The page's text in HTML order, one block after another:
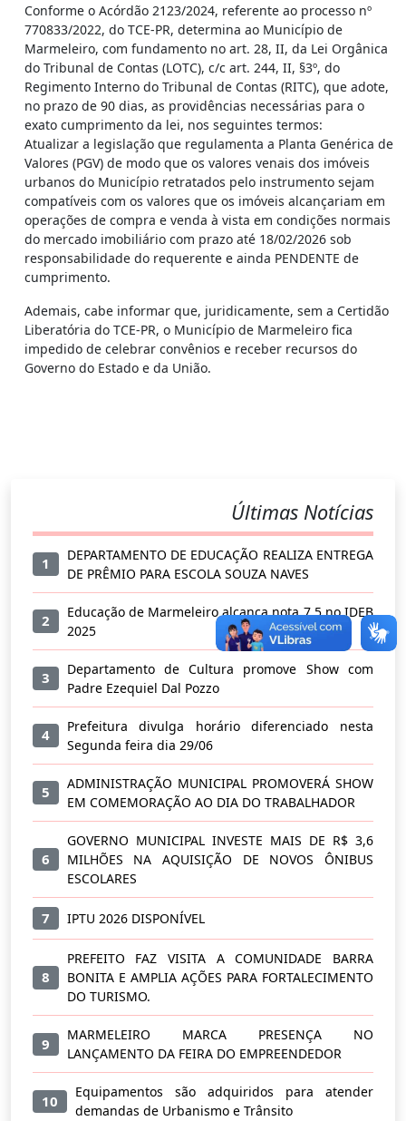
Conforme o Acórdão 2123/2024, referente ao processo nº
770833/2022, do TCE-PR, determina ao Município de
Marmeleiro, com fundamento no art. 28, II, da Lei Orgânica
do Tribunal de Contas (LOTC), c/c art. 244, II, §3º, do
Regimento Interno do Tribunal de Contas (RITC), que adote,
no prazo de 90 dias, as providências necessárias para o
exato cumprimento da lei, nos seguintes termos:
Atualizar a legislação que regulamenta a Planta Genérica de
Valores (PGV) de modo que os valores venais dos imóveis
urbanos do Município retratados pelo instrumento sejam
compatíveis com os valores que os imóveis alcançariam em
operações de compra e venda à vista em condições normais
do mercado imobiliário com prazo até 18/02/2026 sob
responsabilidade do requerente e ainda PENDENTE de
cumprimento.
Ademais, cabe informar que, juridicamente, sem a Certidão
Liberatória do TCE-PR, o Município de Marmeleiro fica
impedido de celebrar convênios e receber recursos do
Governo do Estado e da União.
Últimas Notícias
1
DEPARTAMENTO DE EDUCAÇÃO REALIZA ENTREGA
DE PRÊMIO PARA ESCOLA SOUZA NAVES
2
Educação de Marmeleiro alcança nota 7,5 no IDEB
2025
3
Departamento de Cultura promove Show com
Padre Ezequiel Dal Pozzo
4
Prefeitura divulga horário diferenciado nesta
Segunda feira dia 29/06
5
ADMINISTRAÇÃO MUNICIPAL PROMOVERÁ SHOW
EM COMEMORAÇÃO AO DIA DO TRABALHADOR
6
GOVERNO MUNICIPAL INVESTE MAIS DE R$ 3,6
MILHÕES NA AQUISIÇÃO DE NOVOS ÔNIBUS
ESCOLARES
7 IPTU 2026 DISPONÍVEL
8
PREFEITO FAZ VISITA A COMUNIDADE BARRA
BONITA E AMPLIA AÇÕES PARA FORTALECIMENTO
DO TURISMO.
9
MARMELEIRO MARCA PRESENÇA NO
LANÇAMENTO DA FEIRA DO EMPREENDEDOR
10
Equipamentos são adquiridos para atender
demandas de Urbanismo e Trânsito